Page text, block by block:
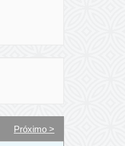
Próximo >